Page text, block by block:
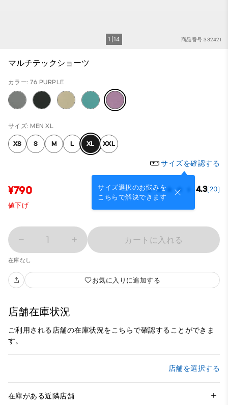
商品番号:332421
1 14
マルチテックショーツ
カラー: 76 PURPLE
サイズ: MEN XL
XS S M L XL XXL
サイズを確認する
サイズ選択のお悩みを
こちらで解決できます
¥790 4.3(20)
値下げ
1 カートに入れる
在庫なし
お気に入りに追加する
店舗在庫状況
ご利用される店舗の在庫状況をこちらで確認することができま
す。
店舗を選択する
在庫がある近隣店舗